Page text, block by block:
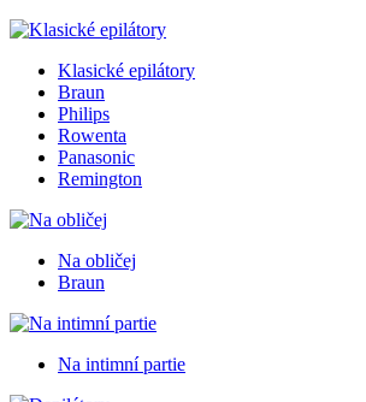
Klasické epilátory
Braun
Philips
Rowenta
Panasonic
Remington
Na obličej
Braun
Na intimní partie